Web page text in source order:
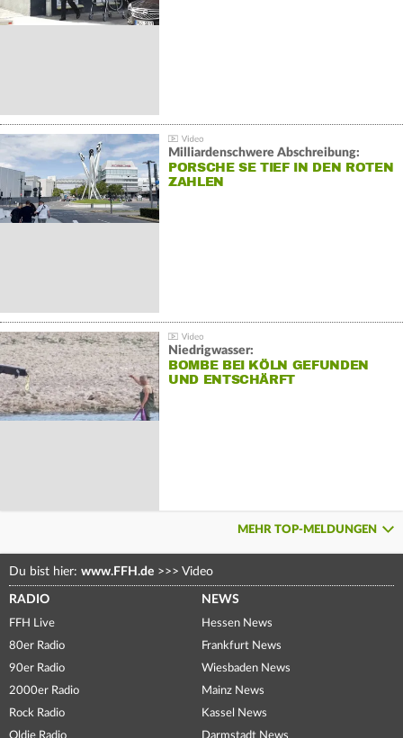
Milliardenschwere Abschreibung:
PORSCHE SE TIEF IN DEN ROTEN
ZAHLEN
Niedrigwasser:
BOMBE BEI KÖLN GEFUNDEN
UND ENTSCHÄRFT
MEHR TOP-MELDUNGEN
Du bist hier: www.FFH.de >>> Video
RADIO
FFH Live
80er Radio
90er Radio
2000er Radio
Rock Radio
Oldie Radio
NEWS
Hessen News
Frankfurt News
Wiesbaden News
Mainz News
Kassel News
Darmstadt News